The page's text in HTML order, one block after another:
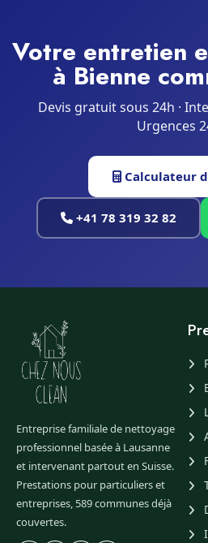
Votre entretien
à Bienne
Devis gratuit sous 24h ·
Urgences
Calculateur
+41 78 319 32 82
Entreprise familiale de nettoyage
professionnel basée à Lausanne
et intervenant partout en Suisse.
Prestations pour particuliers et
entreprises, 589 communes déjà
couvertes.